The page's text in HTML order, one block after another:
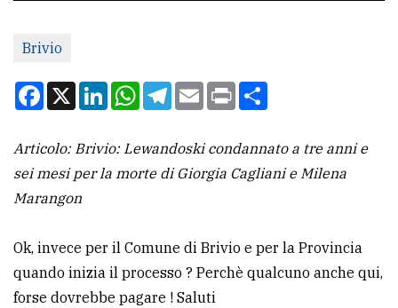
redazione
Per
la
tua
CERCA
Brivio
Facebook
X LinkedInWhatsApp
Telegram
EmailPrint
Articolo: Brivio: Lewandoski condannato a tre anni e
sei mesi per la morte di Giorgia Cagliani e Milena
Marangon
Ok, invece per il Comune di Brivio e per la Provincia
quando inizia il processo ? Perchè qualcuno anche qui,
forse dovrebbe pagare ! Saluti